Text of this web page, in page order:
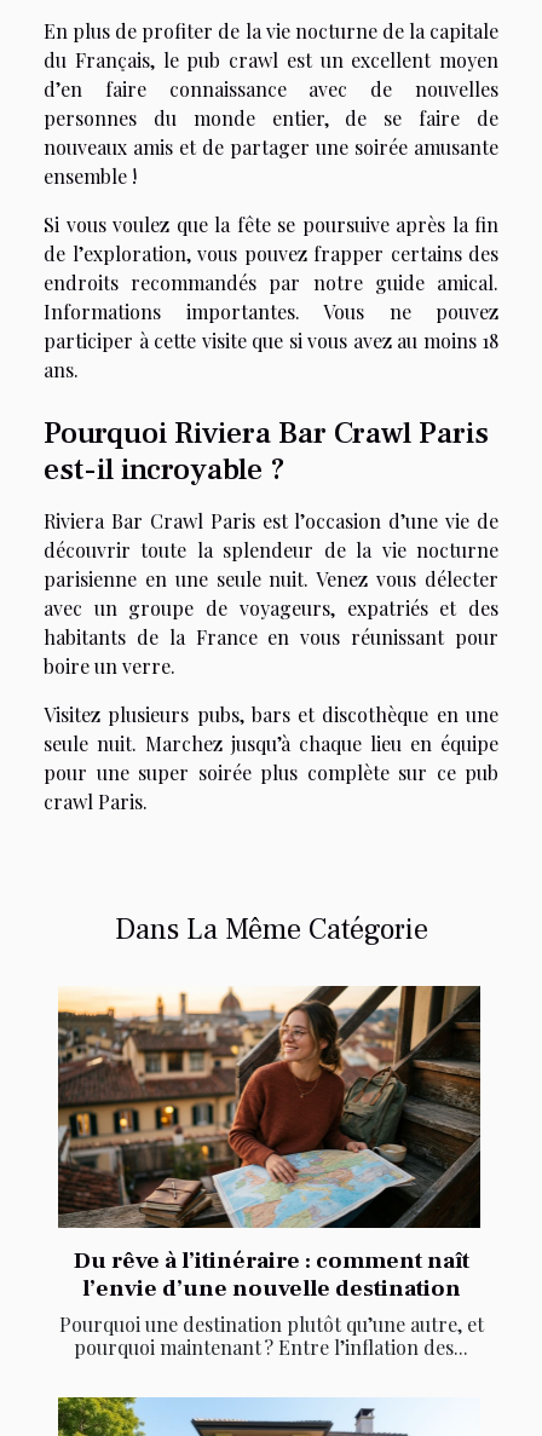
En plus de profiter de la vie nocturne de la capitale
du Français, le pub crawl est un excellent moyen
d’en faire connaissance avec de nouvelles
personnes du monde entier, de se faire de
nouveaux amis et de partager une soirée amusante
ensemble !
Si vous voulez que la fête se poursuive après la fin
de l’exploration, vous pouvez frapper certains des
endroits recommandés par notre guide amical.
Informations importantes. Vous ne pouvez
participer à cette visite que si vous avez au moins 18
ans.
Pourquoi Riviera Bar Crawl Paris
est-il incroyable ?
Riviera Bar Crawl Paris est l’occasion d’une vie de
découvrir toute la splendeur de la vie nocturne
parisienne en une seule nuit. Venez vous délecter
avec un groupe de voyageurs, expatriés et des
habitants de la France en vous réunissant pour
boire un verre.
Visitez plusieurs pubs, bars et discothèque en une
seule nuit. Marchez jusqu’à chaque lieu en équipe
pour une super soirée plus complète sur ce pub
crawl Paris.
Dans La Même Catégorie
Du rêve à l’itinéraire : comment naît
l’envie d’une nouvelle destination
Pourquoi une destination plutôt qu’une autre, et
pourquoi maintenant ? Entre l’inflation des...